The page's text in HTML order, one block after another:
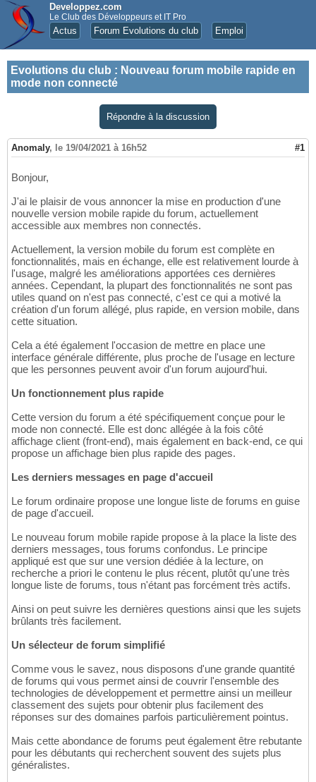
Developpez.com
Le Club des Développeurs et IT Pro
Actus Forum Evolutions du club Emploi
Evolutions du club : Nouveau forum mobile rapide en
mode non connecté
Répondre à la discussion
Anomaly, le 19/04/2021 à 16h52 #1
Bonjour,
J'ai le plaisir de vous annoncer la mise en production d'une
nouvelle version mobile rapide du forum, actuellement
accessible aux membres non connectés.
Actuellement, la version mobile du forum est complète en
fonctionnalités, mais en échange, elle est relativement lourde à
l'usage, malgré les améliorations apportées ces dernières
années. Cependant, la plupart des fonctionnalités ne sont pas
utiles quand on n'est pas connecté, c'est ce qui a motivé la
création d'un forum allégé, plus rapide, en version mobile, dans
cette situation.
Cela a été également l'occasion de mettre en place une
interface générale différente, plus proche de l'usage en lecture
que les personnes peuvent avoir d'un forum aujourd'hui.
Un fonctionnement plus rapide
Cette version du forum a été spécifiquement conçue pour le
mode non connecté. Elle est donc allégée à la fois côté
affichage client (front-end), mais également en back-end, ce qui
propose un affichage bien plus rapide des pages.
Les derniers messages en page d'accueil
Le forum ordinaire propose une longue liste de forums en guise
de page d'accueil.
Le nouveau forum mobile rapide propose à la place la liste des
derniers messages, tous forums confondus. Le principe
appliqué est que sur une version dédiée à la lecture, on
recherche a priori le contenu le plus récent, plutôt qu'une très
longue liste de forums, tous n'étant pas forcément très actifs.
Ainsi on peut suivre les dernières questions ainsi que les sujets
brûlants très facilement.
Un sélecteur de forum simplifié
Comme vous le savez, nous disposons d'une grande quantité
de forums qui vous permet ainsi de couvrir l'ensemble des
technologies de développement et permettre ainsi un meilleur
classement des sujets pour obtenir plus facilement des
réponses sur des domaines parfois particulièrement pointus.
Mais cette abondance de forums peut également être rebutante
pour les débutants qui recherchent souvent des sujets plus
généralistes.